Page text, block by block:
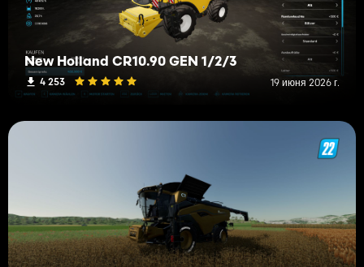
New Holland CR10.90 GEN 1/2/3
4 253 19 июня 2026 г.